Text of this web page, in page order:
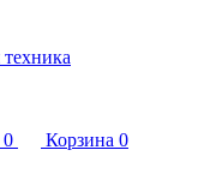
0 Корзина 0